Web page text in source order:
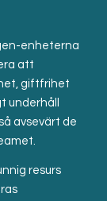
enheterna
att
giftfrihet
underhåll
avsevärt de
resurs